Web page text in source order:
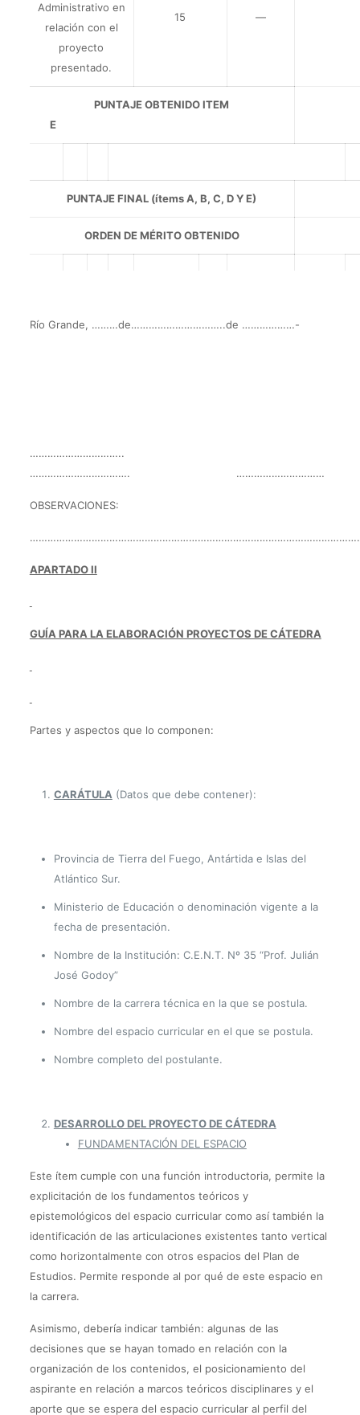
Administrativo en
relación con el
proyecto
presentado.
15 —
PUNTAJE OBTENIDO ITEM
E
PUNTAJE FINAL (ítems A, B, C, D Y E)
ORDEN DE MÉRITO OBTENIDO
Río Grande, ………de…………………………..de ………………-
…………………………..
……………………………. …………………………
OBSERVACIONES:
APARTADO II
GUÍA PARA LA ELABORACIÓN PROYECTOS DE CÁTEDRA
Partes y aspectos que lo componen:
CARÁTULA (Datos que debe contener):
Provincia de Tierra del Fuego, Antártida e Islas del
Atlántico Sur.
Ministerio de Educación o denominación vigente a la
fecha de presentación.
Nombre de la Institución: C.E.N.T. Nº 35 “Prof. Julián
José Godoy”
Nombre de la carrera técnica en la que se postula.
Nombre del espacio curricular en el que se postula.
Nombre completo del postulante.
DESARROLLO DEL PROYECTO DE CÁTEDRA
FUNDAMENTACIÓN DEL ESPACIO
Este ítem cumple con una función introductoria, permite la
explicitación de los fundamentos teóricos y
epistemológicos del espacio curricular como así también la
identificación de las articulaciones existentes tanto vertical
como horizontalmente con otros espacios del Plan de
Estudios. Permite responde al por qué de este espacio en
la carrera.
Asimismo, debería indicar también: algunas de las
decisiones que se hayan tomado en relación con la
organización de los contenidos, el posicionamiento del
aspirante en relación a marcos teóricos disciplinares y el
aporte que se espera del espacio curricular al perfil del